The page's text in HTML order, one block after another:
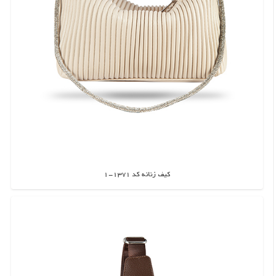
کیف زنانه کد 1371-1
اطلاعات بیشتر